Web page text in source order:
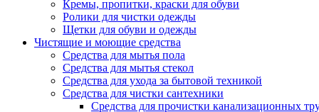
Кремы, пропитки, краски для обуви
Ролики для чистки одежды
Щетки для обуви и одежды
Чистящие и моющие средства
Средства для мытья пола
Средства для мытья стекол
Средства для ухода за бытовой техникой
Средства для чистки сантехники
Средства для прочистки канализационных